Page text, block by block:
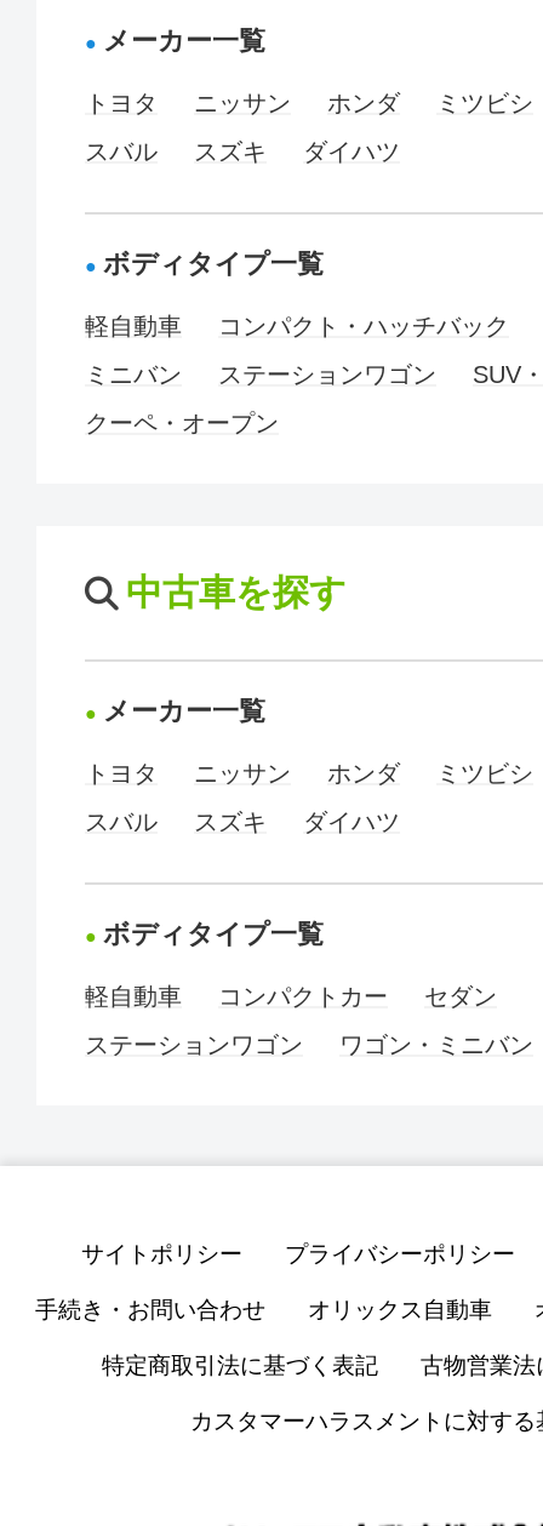
メーカー一覧
トヨタ ニッサン ホンダ
ミツビシ
スバル
スズキ ダイハツ
ボディタイプ一覧
軽自動車
コンパクト・ハッチバック
ミニバン
ステーションワゴン
SUV
クーペ・オープン
中古車を探す
メーカー一覧
トヨタ ニッサン ホンダ
ミツビシ
スバル
スズキ ダイハツ
ボディタイプ一覧
軽自動車 コンパクトカー
セダン
ステーションワゴン
ワゴン・ミニバン
サイトポリシー プライバシーポリシー
手続き・お問い合わせ オリックス自動車
特定商取引法に基づく表記 古物営業法
カスタマーハラスメントに対する